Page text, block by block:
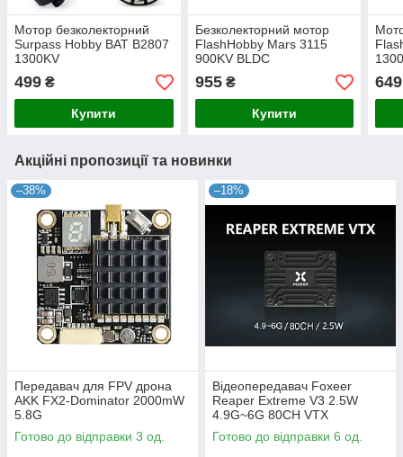
Мотор безколекторний
Surpass Hobby BAT B2807
1300KV
499 ₴
Купити
Безколекторний мотор
FlashHobby Mars 3115
900KV BLDC
955₴
Купити
649
Акційні пропозиції та новинки
–38%
Передавач для FPV дрона
AKK FX2-Dominator 2000mW
5.8G
Готово до відправки 3 од.
–18%
Відеопередавач Foxeer
Reaper Extreme V3 2.5W
4.9G~6G 80CH VTX
Готово до відправки 6 од.